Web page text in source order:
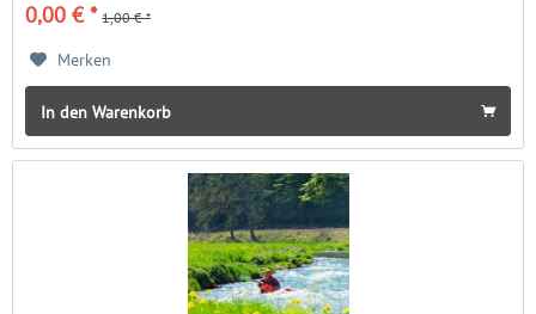
0,00 € * 1,00 € *
Merken
In den Warenkorb